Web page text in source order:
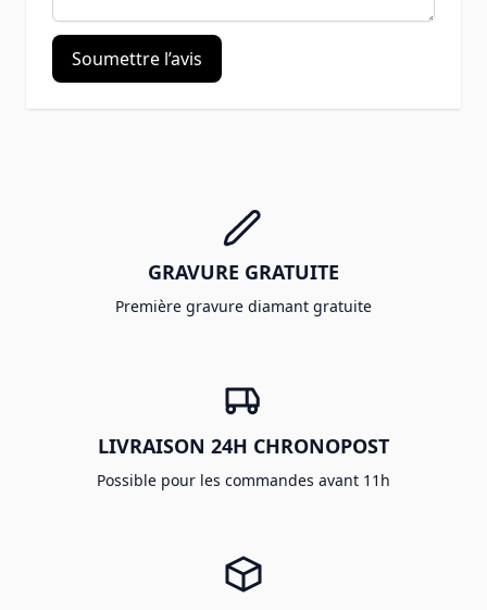
Soumettre l’avis
GRAVURE GRATUITE
Première gravure diamant gratuite
LIVRAISON 24H CHRONOPOST
Possible pour les commandes avant 11h